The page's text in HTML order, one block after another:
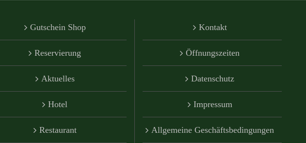
Gutschein Shop
Reservierung
Aktuelles
Hotel
Restaurant
Kontakt
Öffnungszeiten
Datenschutz
Impressum
Allgemeine Geschäftsbedingungen